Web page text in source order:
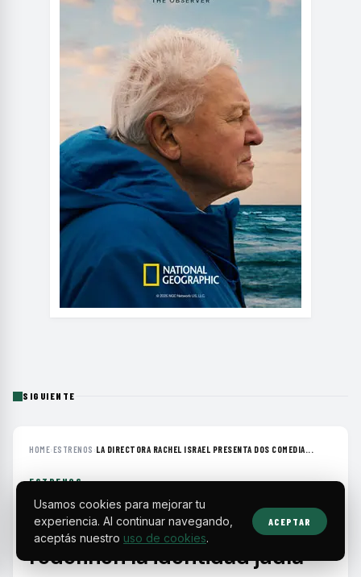
SIGUIENTE
HOME›ESTRENOS ›LA DIRECTORA RACHEL ISRAEL PRESENTA DOS COMEDIA...
ESTRENOS
La directora Rachel Israel
presenta dos comedias que
redefinen la identidad judía
Usamos cookies para mejorar tu
experiencia. Al continuar navegando,
aceptás nuestro uso de cookies.
ACEPTAR